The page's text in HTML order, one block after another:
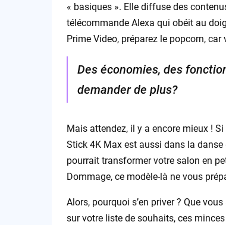
« basiques ». Elle diffuse des
télécommande Alexa qui obéit au
Prime Video, préparez le popcorn,
Des économies, des
demander de plus?
Mais attendez, il y a encore mieux !
Stick 4K Max est aussi dans la
pourrait transformer votre salon en
Dommage, ce modèle-là ne vous
Alors, pourquoi s’en priver ? Que
sur votre liste de souhaits, ces